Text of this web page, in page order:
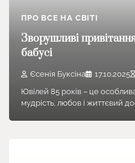
ПРО ВСЕ НА СВІТІ
Зворушливі
бабусі
Єсенія Буксіна 17.10.2025
Ювілей 85 років – це
мудрість, любов і життєвий